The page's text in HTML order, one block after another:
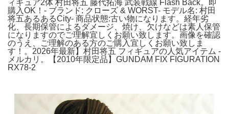
ィギュア2体 村田将五 藤代拓海 武装戦線 Flash Back。即
購入OK！- ブランド: クローズ & WORST- モデル名: 村田
将五あるあるCity- 商品状態:古い物になります。経年劣
化、長期保管によるダメージ、焼け、欠けなどは素人保管
になりますのでご理解宜しくお願い致します。画像を確認
のうえ、ご理解のある方のご購入宜しくお願い致しま
す！。2026年最新】村田将五 フィギュアの人気アイテム -
メルカリ。【2010年限定品】GUNDAM FIX FIGURATION
RX78-2